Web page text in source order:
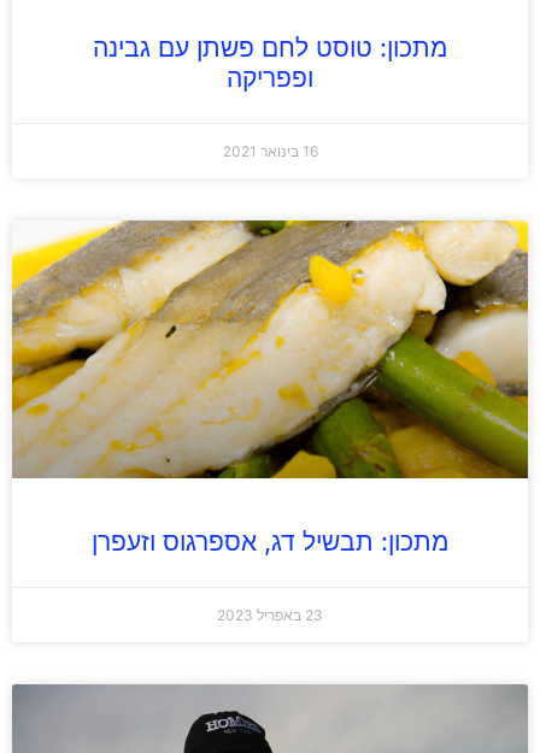
מתכון: טוסט לחם פשתן עם גבינה
ופפריקה
16 בינואר 2021
מתכון: תבשיל דג, אספרגוס וזעפרן
23 באפריל 2023